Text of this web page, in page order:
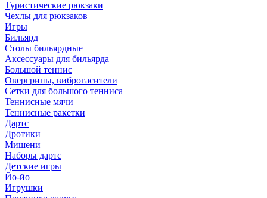
Туристические рюкзаки
Чехлы для рюкзаков
Игры
Бильярд
Столы бильярдные
Аксессуары для бильярда
Большой теннис
Овергрипы, виброгасители
Сетки для большого тенниса
Теннисные мячи
Теннисные ракетки
Дартс
Дротики
Мишени
Наборы дартс
Детские игры
Йо-йо
Игрушки